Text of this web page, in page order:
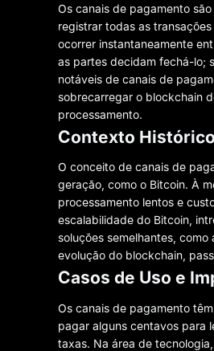
Os canais de pagamento
registrar todas as
ocorrer instantaneamente
as partes decidam fechá-lo;
notáveis ​​de canais de
sobrecarregar o blockchain
processamento.
Contexto
O conceito de canais de
geração, como o Bitcoin. À
processamento lentos e
escalabilidade do Bitcoin,
soluções semelhantes,
evolução do blockchain,
Casos de Uso e
Os canais de pagamento
pagar alguns centavos para
taxas. Na área de